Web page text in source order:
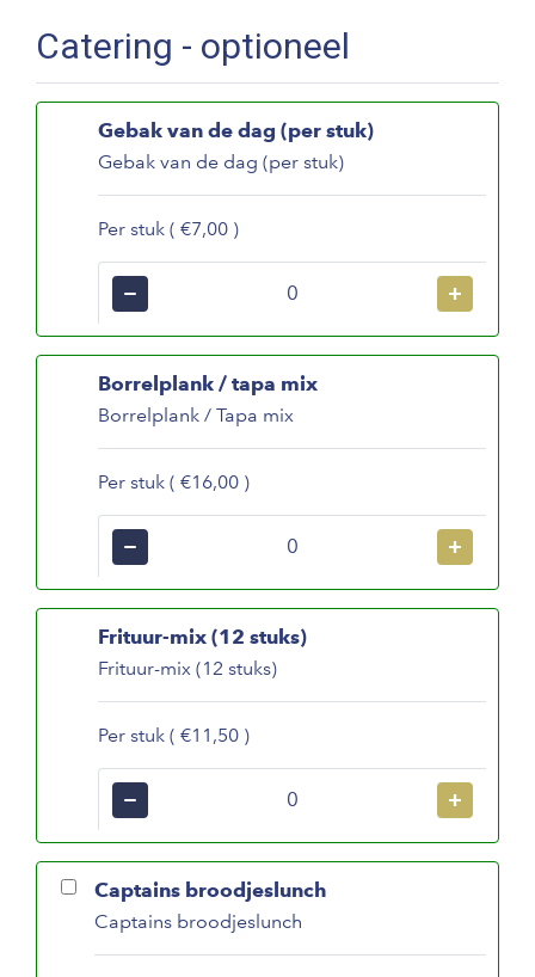
Catering - optioneel
Gebak van de dag (per stuk)
Gebak van de dag (per stuk)
Per stuk ( €7,00 )
− +
Borrelplank / tapa mix
Borrelplank / Tapa mix
Per stuk ( €16,00 )
− +
Frituur-mix (12 stuks)
Frituur-mix (12 stuks)
Per stuk ( €11,50 )
− +
Captains broodjeslunch
Captains broodjeslunch